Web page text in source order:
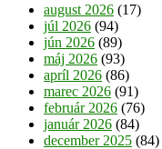
august 2026 (17)
júl 2026 (94)
jún 2026 (89)
máj 2026 (93)
apríl 2026 (86)
marec 2026 (91)
február 2026 (76)
január 2026 (84)
december 2025 (84)